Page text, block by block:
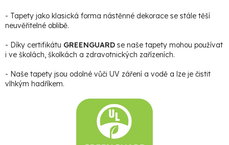
- Tapety jako klasická forma nástěnné dekorace se stále těší
neuvěřitelné oblibě.
- Díky certifikátu GREENGUARD se naše tapety mohou používat
i ve školách, školkách a zdravotnických zařízeních.
- Naše tapety jsou odolné vůči UV záření a vodě a lze je čistit
vlhkým hadříkem.